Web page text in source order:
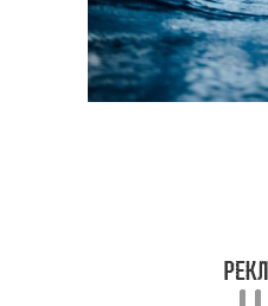
Кислород на земле